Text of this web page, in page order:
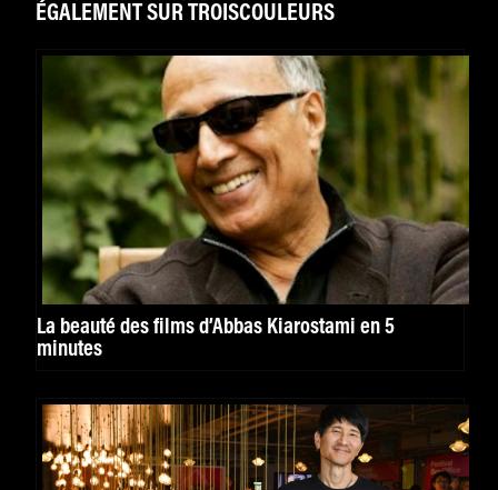
ÉGALEMENT SUR TROISCOULEURS
La beauté des films d’Abbas Kiarostami en 5
minutes